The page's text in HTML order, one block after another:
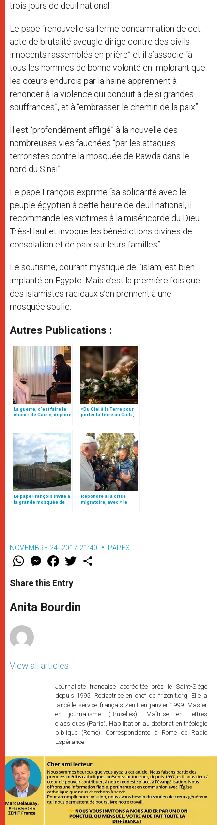
trois jours de deuil national.
Le pape “renouvelle sa ferme condamnation de cet
acte de brutalité aveugle dirigé contre des civils
innocents rassemblés en prière” et il s’associe “à
tous les hommes de bonne volonté en implorant que
les cœurs endurcis par la haine apprennent à
renoncer à la violence qui conduit à de si grandes
souffrances”, et à “embrasser le chemin de la paix”.
Il est “profondément affligé” à la nouvelle des
nombreuses vies fauchées “par les attaques
terroristes contre la mosquée de Rawda dans le
nord du Sinaï”.
Le pape François exprime “sa solidarité avec le
peuple égyptien à cette heure de deuil national, il
recommande les victimes à la miséricorde du Dieu
Très-Haut et invoque les bénédictions divines de
consolation et de paix sur leurs familles”.
Le soufisme, courant mystique de l’islam, est bien
implanté en Egypte. Mais c’est la première fois que
des islamistes radicaux s’en prennent à une
mosquée soufie.
Autres Publications :
La guerre, c’est faire le
choix « de Caïn », déplore
«Du Ciel à la Terre pour
porter la Terre au Ciel»,
Le pape François invité à
la grande mosquée de
Répondre à la crise
migratoire, avec « le
NOVEMBRE 24, 2017 21:40 PAPES
W
t
s
p
p
M
e
s
e
g
e
F
a
e
b
o
k
w
r
Share this Entry
Anita Bourdin
View all articles
Journaliste française accréditée près le Saint-Siège
depuis 1995. Rédactrice en chef de fr.zenit.org. Elle a
lancé le service français Zenit en janvier 1999. Master
en journalisme (Bruxelles). Maîtrise en lettres
classiques (Paris). Habilitation au doctorat en théologie
biblique (Rome). Correspondante à Rome de Radio
Espérance.